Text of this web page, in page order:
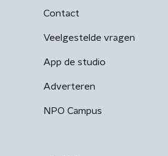
Contact
Veelgestelde vragen
App de studio
Adverteren
NPO Campus